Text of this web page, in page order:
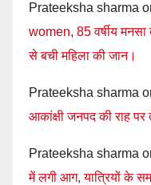
Prateeksha sharma
women, 85 वर्षीय मनसा
से बची महिला की जान।
Prateeksha sharma
आकांक्षी जनपद की राह पर
Prateeksha sharma
में लगी आग, यात्रियों के